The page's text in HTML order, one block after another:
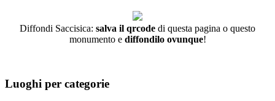
Diffondi Saccisica: salva il qrcode di questa pagina o questo
monumento e diffondilo ovunque!
Luoghi per categorie